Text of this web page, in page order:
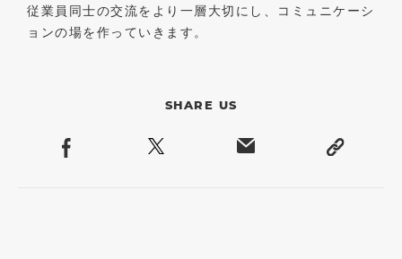
従業員同士の交流をより一層大切にし、コミュニケーシ
ョンの場を作っていきます。
SHARE US